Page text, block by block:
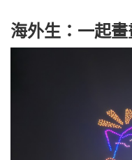
海外生：一起